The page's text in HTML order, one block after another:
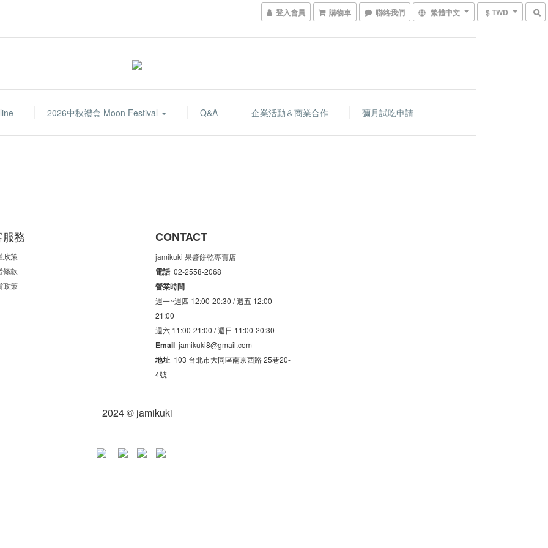
登入會員 購物車 聯絡我們 繁體中文 $ TWD
2026中秋禮盒 Moon Festival Q&A 企業活動＆商業合作 彌月試吃申請
務
政策
條款
政策
CONTACT
jamikuki 果醬餅乾專賣店
電話 02-2558-2068
營業時間
週一~週四 12:00-20:30 /週五 12:00-
21:00
週六 11:00-21:00 /週日 11:00-20:30
Email jamikuki8@gmail.com
地址 103 台北市大同區南京西路 25巷20-
4號
2024 © jamikuki